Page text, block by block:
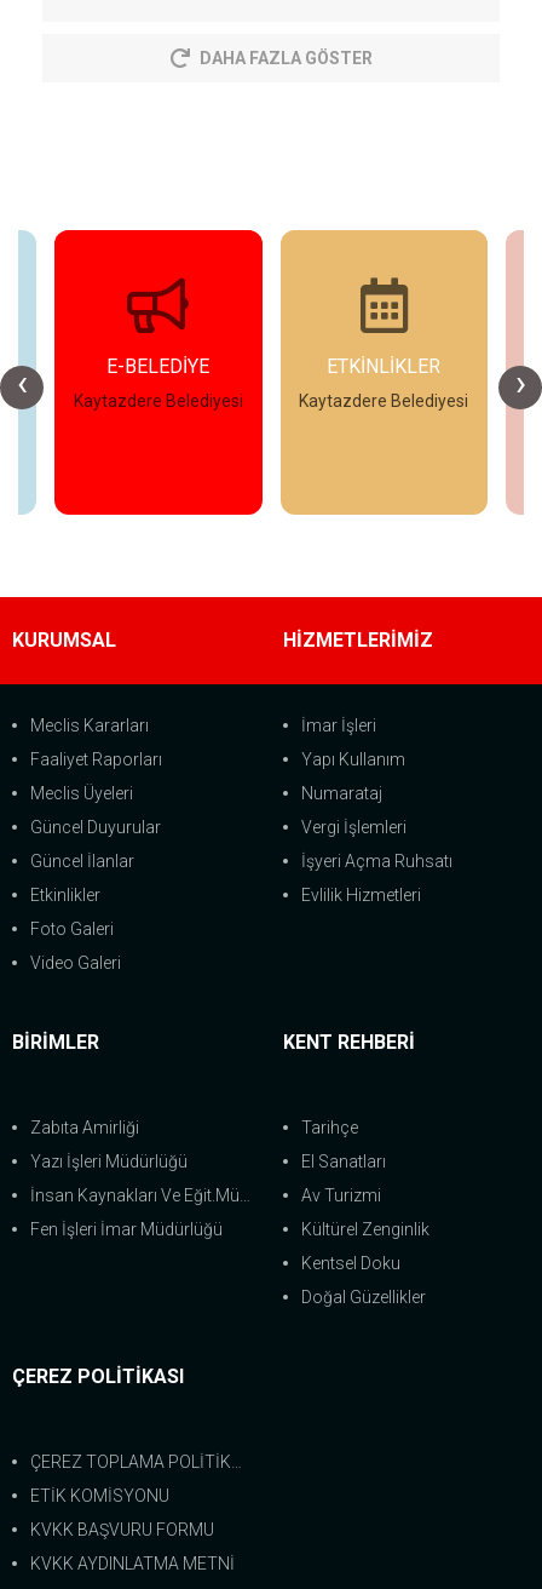
DAHA FAZLA GÖSTER
‹ ›
E-BELEDİYE
Kaytazdere Belediyesi
ETKİNLİKLER
Kaytazdere Belediyesi
KURUMSAL
Meclis Kararları
Faaliyet Raporları
Meclis Üyeleri
Güncel Duyurular
Güncel İlanlar
Etkinlikler
Foto Galeri
Video Galeri
HİZMETLERİMİZ
İmar İşleri
Yapı Kullanım
Numarataj
Vergi İşlemleri
İşyeri Açma Ruhsatı
Evlilik Hizmetleri
BİRİMLER
Zabıta Amirliği
Yazı İşleri Müdürlüğü
İnsan Kaynakları Ve Eğit.Müdürlüğü
Fen İşleri İmar Müdürlüğü
KENT REHBERİ
Tarihçe
El Sanatları
Av Turizmi
Kültürel Zenginlik
Kentsel Doku
Doğal Güzellikler
ÇEREZ POLİTİKASI
ÇEREZ TOPLAMA POLİTİKASI
ETİK KOMİSYONU
KVKK BAŞVURU FORMU
KVKK AYDINLATMA METNİ